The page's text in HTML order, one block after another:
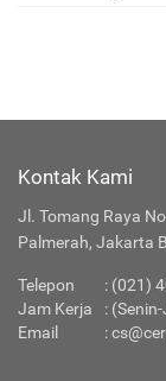
Kontak Kami
Jl. Tomang Raya
Palmerah, Jakarta
Telepon : (021)
Jam Kerja
:
Email
: